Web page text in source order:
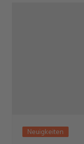
Neuigkeiten